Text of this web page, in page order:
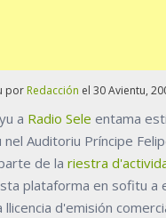
por Redacción el 30 Avientu,
a Radio Sele entama
Auditoriu Príncipe
de la riestra
plataforma en sofitu a
d'emisión